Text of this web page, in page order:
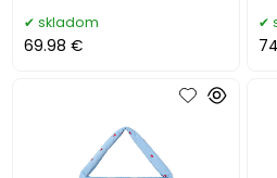
skladom
69.98 €